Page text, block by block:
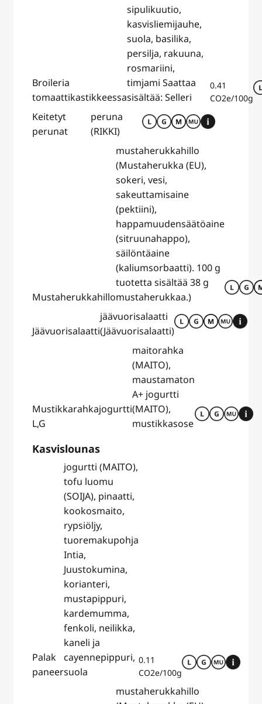
Broileria
tomaattikastikkeessa
sipulikuutio,
kasvisliemijauhe,
suola, basilika,
persilja, rakuuna,
rosmariini,
timjami Saattaa
sisältää: Selleri
0.41
CO2e/100g
Keitetyt
perunat
peruna
(RIKKI)
Mustaherukkahillo
mustaherukkahillo
(Mustaherukka (EU),
sokeri, vesi,
sakeuttamisaine
(pektiini),
happamuudensäätöaine
(sitruunahappo),
säilöntäaine
(kaliumsorbaatti). 100 g
tuotetta sisältää 38 g
mustaherukkaa.)
Jäävuorisalaatti
jäävuorisalaatti
(Jäävuorisalaatti)
Mustikkarahkajogurtti
L,G
maitorahka
(MAITO),
maustamaton
A+ jogurtti
(MAITO),
mustikkasose
Kasvislounas
Palak
paneer
jogurtti (MAITO),
tofu luomu
(SOIJA), pinaatti,
kookosmaito,
rypsiöljy,
tuoremakupohja
Intia,
Juustokumina,
korianteri,
mustapippuri,
kardemumma,
fenkoli, neilikka,
kaneli ja
cayennepippuri,
suola
0.11
CO2e/100g
mustaherukkahillo